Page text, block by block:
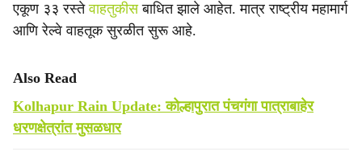
एकूण ३३ रस्तेवाहतुकीसबाधित झाले आहेत. मात्र राष्ट्रीय महामार्ग
आणि रेल्वे वाहतूक सुरळीत सुरू आहे.
Also Read
Kolhapur Rain Update: कोल्हापुरात पंचगंगा पात्राबाहेर
धरणक्षेत्रांत मुसळधार